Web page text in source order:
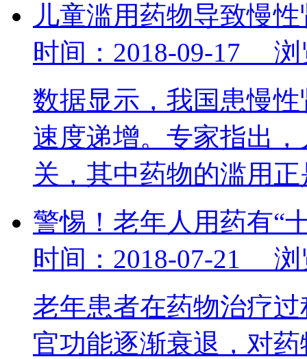
儿童滥用药物导致慢
时间：2018-09-17 浏
数据显示，我国患慢
速度递增。专家指出
关，其中药物的滥用
警惕！老年人用药有“
时间：2018-07-21 浏
老年患者在药物治疗
官功能逐渐衰退，对